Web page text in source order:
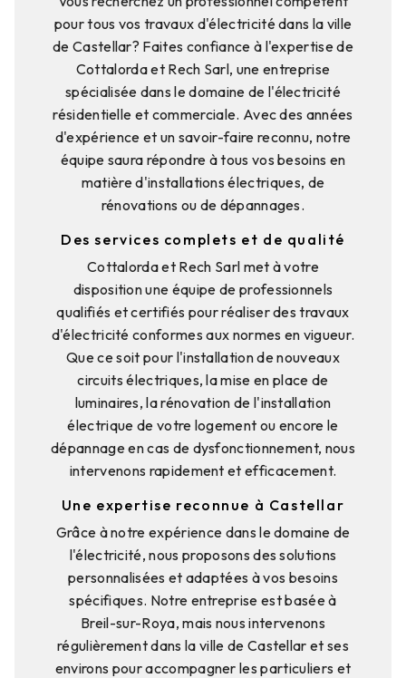
pour tous vos travaux d'électricité dans la ville
de Castellar? Faites confiance à l'expertise de
Cottalorda et Rech Sarl, une entreprise
spécialisée dans le domaine de l'électricité
résidentielle et commerciale. Avec des années
d'expérience et un savoir-faire reconnu, notre
équipe saura répondre à tous vos besoins en
matière d'installations électriques, de
rénovations ou de dépannages.
Des services complets et de qualité
Cottalorda et Rech Sarl met à votre
disposition une équipe de professionnels
qualifiés et certifiés pour réaliser des travaux
d'électricité conformes aux normes en vigueur.
Que ce soit pour l'installation de nouveaux
circuits électriques, la mise en place de
luminaires, la rénovation de l'installation
électrique de votre logement ou encore le
dépannage en cas de dysfonctionnement, nous
intervenons rapidement et efficacement.
Une expertise reconnue à Castellar
Grâce à notre expérience dans le domaine de
l'électricité, nous proposons des solutions
personnalisées et adaptées à vos besoins
spécifiques. Notre entreprise est basée à
Breil-sur-Roya, mais nous intervenons
régulièrement dans la ville de Castellar et ses
environs pour accompagner les particuliers et